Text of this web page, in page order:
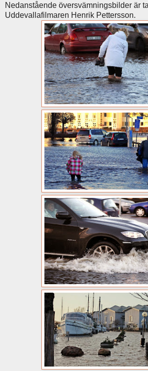
Nedanstående översvämningsbilder är
Uddevallafilmaren Henrik Pettersson.